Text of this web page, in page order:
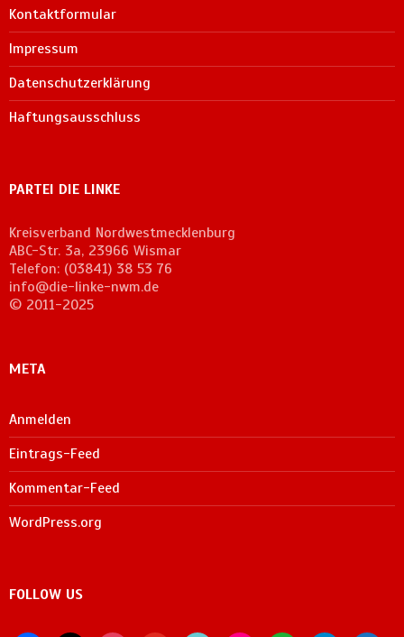
Kontaktformular
Impressum
Datenschutzerklärung
Haftungsausschluss
PARTEI DIE LINKE
Kreisverband Nordwestmecklenburg
ABC-Str. 3a, 23966 Wismar
Telefon: (03841) 38 53 76
info@die-linke-nwm.de
© 2011-2025
META
Anmelden
Eintrags-Feed
Kommentar-Feed
WordPress.org
FOLLOW US